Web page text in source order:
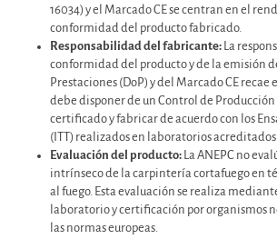
16034) y el Marcado CE se centran en el
conformidad del producto fabricado.
Responsabilidad del fabricante: La
conformidad del producto y de la emisión
Prestaciones (DoP) y del Marcado CE recae
debe disponer de un Control de Producción
certificado y fabricar de acuerdo con los
(ITT) realizados en laboratorios
Evaluación del producto: La ANEPC no
intrínseco de la carpintería cortafuego en
al fuego. Esta evaluación se realiza
laboratorio y certificación por organismos
las normas europeas.